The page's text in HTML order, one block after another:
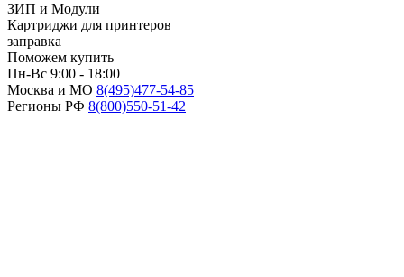
ЗИП и Модули
Картриджи для принтеров
заправка
Поможем купить
Пн-Вс 9:00 - 18:00
Москва и МО 8(495)477-54-85
Регионы РФ 8(800)550-51-42